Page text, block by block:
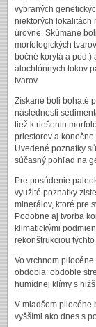
vybraných
niektorých lokalitách
úrovne. Skúmané
morfologických
bočné korytá a pod.)
alochtónnych tokov
tvarov.
Získané boli bohaté
následnosti
tiež k riešeniu
priestorov a
Uvedené poznatky
súčasný pohľad na
Pre posúdenie
využité poznatky
minerálov, ktoré pre
Podobne aj tvorba
klimatickými
rekonštrukciou
Vo vrchnom
obdobia: obdobie
humídnej klímy s
V mladšom pliocéne
vyššími ako dnes s